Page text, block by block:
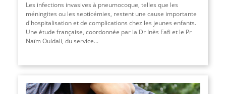
Les infections invasives à pneumocoque, telles que les
méningites ou les septicémies, restent une cause importante
d'hospitalisation et de complications chez les jeunes enfants.
Une étude française, coordonnée par la Dr Inès Fafi et le Pr
Naïm Ouldali, du service...